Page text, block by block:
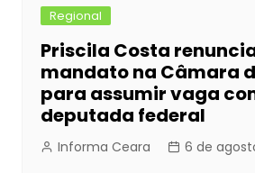
Regional
Priscila Costa
mandato na Câmara
para assumir vaga
deputada federal
Informa Ceara 6 de